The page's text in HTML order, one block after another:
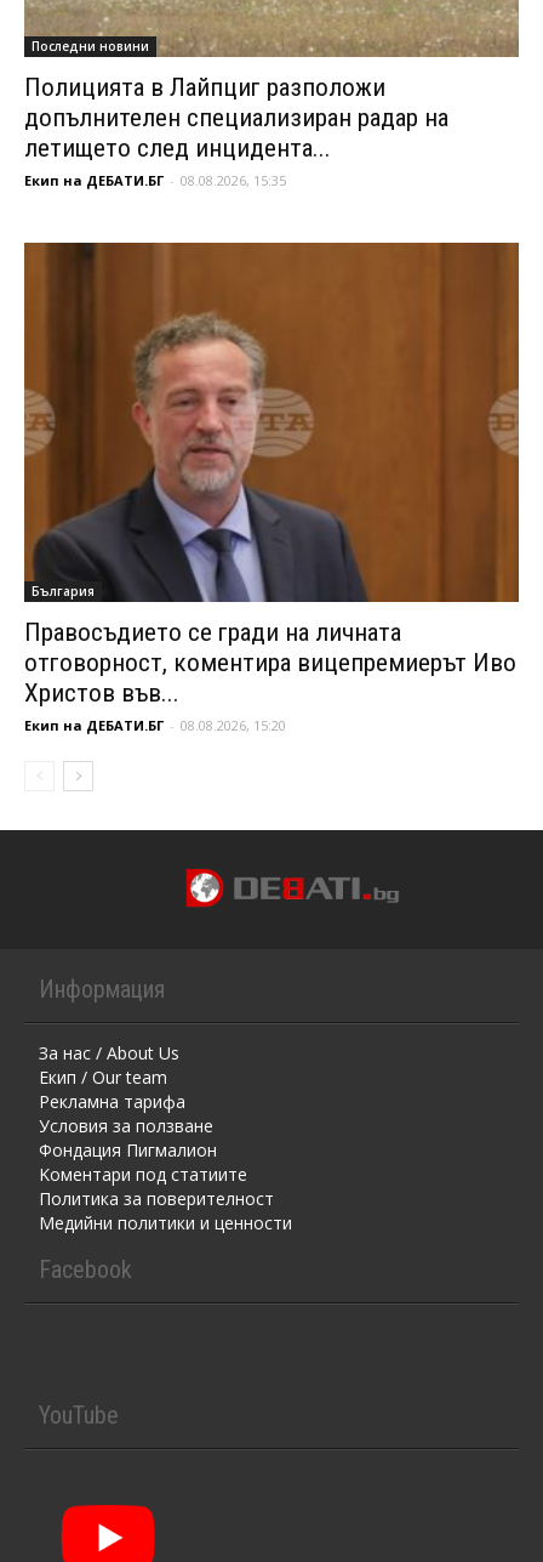
Последни новини
Полицията в Лайпциг разположи
допълнителен специализиран радар на
летището след инцидента...
Екип на ДЕБАТИ.БГ - 08.08.2026, 15:35
България
Правосъдието се гради на личната
отговорност, коментира вицепремиерът Иво
Христов във...
Екип на ДЕБАТИ.БГ - 08.08.2026, 15:20
Информация
За нас / About Us
Екип / Our team
Рекламна тарифа
Условия за ползване
Фондация Пигмалион
Kоментaри под статиите
Политика за поверителност
Медийни политики и ценности
Facebook
YouTube